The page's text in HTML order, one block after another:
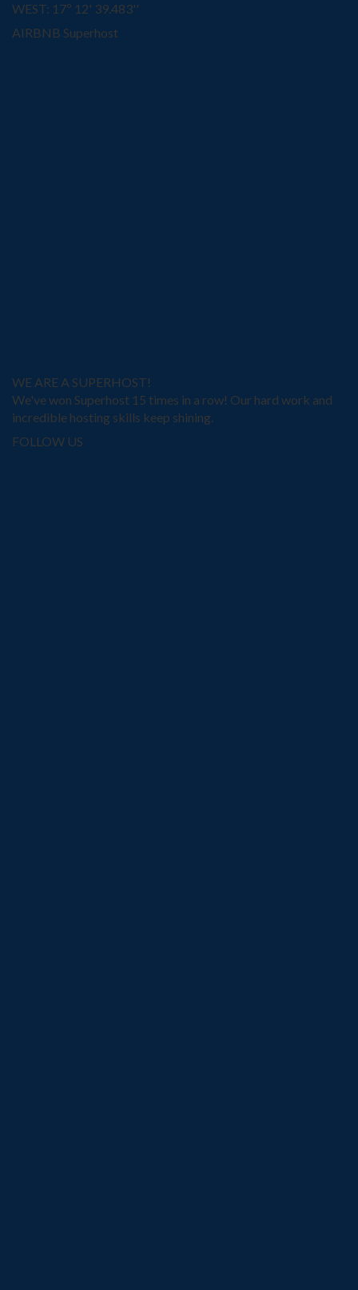
WEST: 17º 12' 39.483''
AIRBNB Superhost
WE ARE A SUPERHOST!
We've won Superhost 15 times in a row! Our hard work and
incredible hosting skills keep shining.
FOLLOW US